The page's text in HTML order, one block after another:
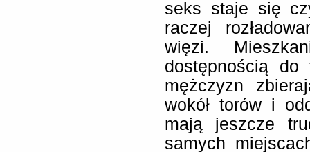
seks staje się
raczej
więzi.
dostępnością
mężczyzn
wokół torów i
mają jeszcze
samych